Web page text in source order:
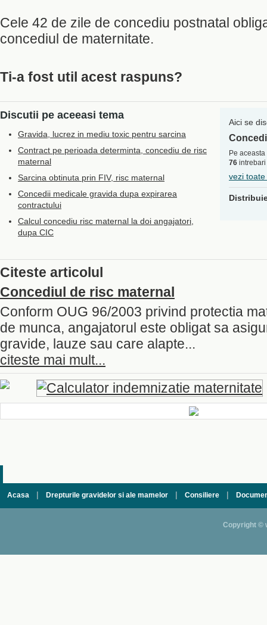
Cele 42 de zile de concediu postnatal
concediul de maternitate.
Ti-a fost util acest raspuns?
Discutii pe aceeasi tema
Gravida, lucrez in mediu toxic pentru sarcina
Contract pe perioada determinta, concediu de risc
maternal
Sarcina obtinuta prin FIV, risc maternal
Concedii medicale gravida dupa expirarea
contractului
Calcul concediu risc maternal la doi angajatori,
dupa CIC
Aici se
Pe
76
vezi
Citeste articolul
Concediul de risc maternal
Conform OUG 96/2003 privind protectia
de munca, angajatorul este obligat sa
gravide, lauze sau care alapte...
citeste mai mult...
Acasa |Drepturile gravidelor si ale mamelor |Consiliere |
Copyright ©